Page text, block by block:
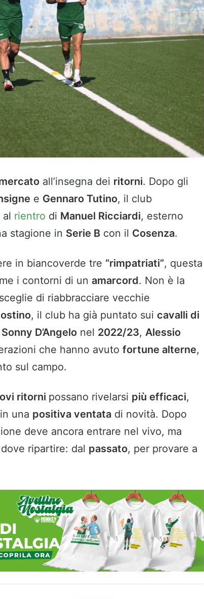
all’insegna dei ritorni. Dopo gli
e Gennaro Tutino, il club
al rientro di Manuel Ricciardi, esterno
stagione in Serie B con il Cosenza.
in biancoverde tre “rimpatriati”, questa
i contorni di un amarcord. Non è la
sceglie di riabbracciare vecchie
, il club ha già puntato sui cavalli di
Sonny D’Angelo nel 2022/23, Alessio
che hanno avuto fortune alterne,
sul campo.
ritorni possano rivelarsi più efficaci,
una positiva ventata di novità. Dopo
deve ancora entrare nel vivo, ma
ripartire: dal passato, per provare a